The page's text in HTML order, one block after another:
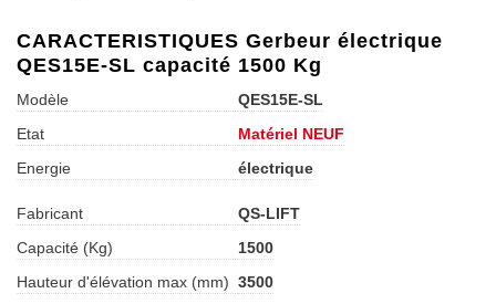
CARACTERISTIQUES Gerbeur électrique
QES15E-SL capacité 1500 Kg
Modèle
QES15E-SL
Etat
Matériel NEUF
Energie
électrique
Fabricant
QS-LIFT
Capacité (Kg)
1500
Hauteur d'élévation max (mm) 3500